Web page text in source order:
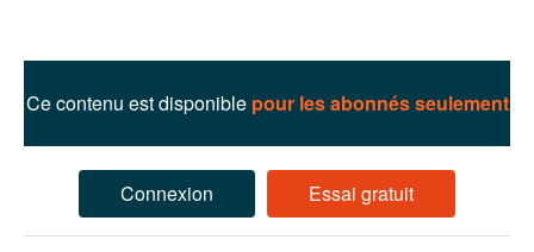
Ce contenu est disponible pour les abonnés seulement
Connexion Essai gratuit